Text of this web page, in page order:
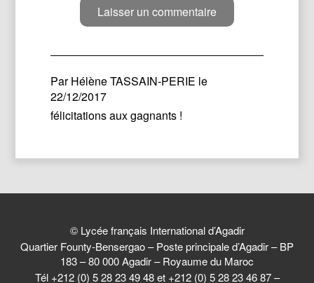
ParHélène TASSAIN-PERIE le
22/12/2017
félicitations aux gagnants !
© Lycée français International d’Agadir
Quartier Founty-Bensergao – Poste principale d’Agadir – BP
183 – 80 000 Agadir – Royaume du Maroc
Tél +212 (0) 5 28 23 49 48 et +212 (0) 5 28 23 46 87 –